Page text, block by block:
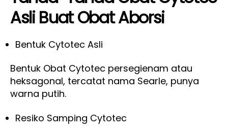
Asli Buat Obat Aborsi
Bentuk Cytotec Asli
Bentuk Obat Cytotec persegienam atau
heksagonal, tercatat nama Searle, punya
warna putih.
Resiko Samping Cytotec